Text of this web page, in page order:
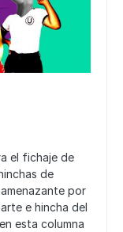
el fichaje de
de
por
e hincha del
esta columna